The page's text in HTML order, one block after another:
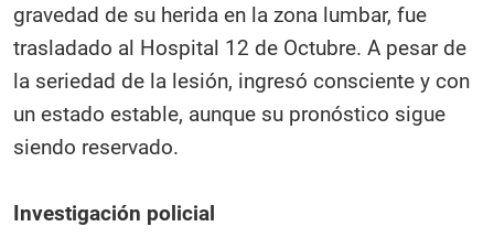
gravedad de su herida en la zona lumbar, fue
trasladado al Hospital 12 de Octubre. A pesar de
la seriedad de la lesión, ingresó consciente y con
un estado estable, aunque su pronóstico sigue
siendo reservado.
Investigación policial